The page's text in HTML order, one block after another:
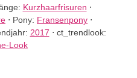
Kurzhaarfrisuren ⋅
⋅ Pony: Fransenpony ⋅
2017 ⋅ ct_trendlook:
Look